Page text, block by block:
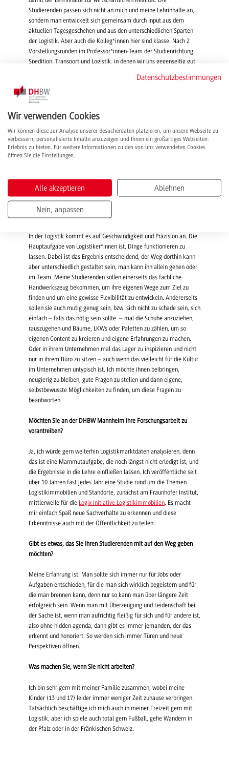
Studierenden passen sich nicht an mich und meine Lehrinhalte an,
sondern man entwickelt sich gemeinsam durch Input aus dem
aktuellen Tagesgeschehen und aus den unterschiedlichen Sparten
der Logistik. Aber auch die Kolleg*innen hier sind klasse. Nach 2
Vorstellungsrunden im Professor*innen-Team der Studienrichtung
Spedition, Transport und Logistik, in denen wir uns gegenseitig gut
möchte. Ein entscheidender Grund für die DHBW Mannheim war
auch meine private Situation. Ich wuchs in Herxheim bei Landau auf.
Meine Frau, die ich schon während der Schulzeit kennenlernte,
studierte in Mannheim. Der Bezug zur Region und Freundschaften
bestehen.
Welche Veranstaltungen bieten Sie an?
Logistikgeografie sowie Supply Chain Management.
Haben Sie sich für Ihre Arbeit mit den Studierenden ein bestimmtes
Ziel gesetzt?
In der Logistik kommt es auf Geschwindigkeit und Präzision an. Die
Hauptaufgabe von Logistiker*innen ist, Dinge funktionieren zu
lassen. Dabei ist das Ergebnis entscheidend, der Weg dorthin kann
aber unterschiedlich gestaltet sein, man kann ihn allein gehen oder
im Team. Meine Studierenden sollen einerseits das fachliche
Handwerkszeug bekommen, um ihre eigenen Wege zum Ziel zu
finden und um eine gewisse Flexibilität zu entwickeln. Andererseits
sollen sie auch mutig genug sein, bzw. sich nicht zu schade sein, sich
einfach – falls das nötig sein sollte – mal die Schuhe anzuziehen,
rauszugehen und Bäume, LKWs oder Paletten zu zählen, um so
eigenen Content zu kreieren und eigene Erfahrungen zu machen.
Oder in ihrem Unternehmen mal das Lager zu inspizieren und nicht
nur in ihrem Büro zu sitzen – auch wenn das vielleicht für die Kultur
im Unternehmen untypisch ist. Ich möchte ihnen beibringen,
neugierig zu bleiben, gute Fragen zu stellen und dann eigene,
selbstbewusste Möglichkeiten zu finden, um diese Fragen zu
beantworten.
Möchten Sie an der DHBW Mannheim Ihre Forschungsarbeit zu
vorantreiben?
Ja, ich würde gern weiterhin Logistikmarktdaten analysieren, denn
das ist eine Mammutaufgabe, die noch längst nicht erledigt ist, und
die Ergebnisse in die Lehre einfließen lassen. Ich veröffentliche seit
über 10 Jahren fast jedes Jahr eine Studie rund um die Themen
Logistikimmobilien und Standorte, zunächst am Fraunhofer Institut,
mittlerweile für die Logix Initiative Logistikimmobilien. Es macht
mir einfach Spaß neue Sachverhalte zu erkennen und diese
Erkenntnisse auch mit der Öffentlichkeit zu teilen.
Gibt es etwas, das Sie Ihren Studierenden mit auf den Weg geben
möchten?
Meine Erfahrung ist: Man sollte sich immer nur für Jobs oder
Aufgaben entschieden, für die man sich wirklich begeistern und für
die man brennen kann, denn nur so kann man über längere Zeit
erfolgreich sein. Wenn man mit Überzeugung und Leidenschaft bei
der Sache ist, wenn man aufrichtig fleißig für sich und für andere ist,
also ohne hidden agenda, dann gibt es immer jemanden, der das
erkennt und honoriert. So werden sich immer Türen und neue
Perspektiven öffnen.
Was machen Sie, wenn Sie nicht arbeiten?
Ich bin sehr gern mit meiner Familie zusammen, wobei meine
Kinder (13 und 17) leider immer weniger Zeit zuhause verbringen.
Tatsächlich beschäftige ich mich auch in meiner Freizeit gern mit
Logistik, aber ich spiele auch total gern Fußball, gehe Wandern in
der Pfalz oder in der Fränkischen Schweiz.
Datenschutzbestimmungen
Wir verwenden Cookies
Wir können diese zur Analyse unserer Besucherdaten platzieren, um unsere Webseite zu
verbessern, personalisierte Inhalte anzuzeigen und Ihnen ein großartiges Webseiten-
Erlebnis zu bieten. Für weitere Informationen zu den von uns verwendeten Cookies
öffnen Sie die Einstellungen.
Alle akzeptieren Ablehnen
Nein, anpassen